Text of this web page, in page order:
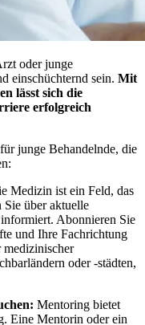
oder junge
einschüchternd sein. Mit
lässt sich die
erfolgreich
junge Behandelnde, die
Medizin ist ein Feld, das
über aktuelle
Abonnieren Sie
und Ihre Fachrichtung
medizinischer
oder -städten,
Mentoring bietet
Eine Mentorin oder ein